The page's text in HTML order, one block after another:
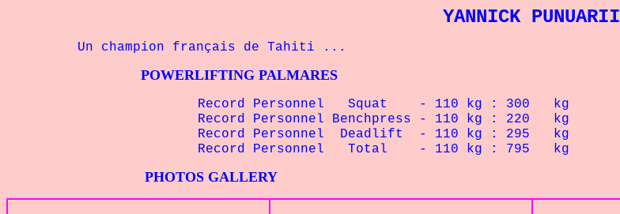
YANNICK PUNUARII
Un champion français de Tahiti ...
POWERLIFTING PALMARES
Record Personnel Squat - 110 kg : 300 kg
Record Personnel Benchpress - 110 kg : 220 kg
Record Personnel Deadlift - 110 kg : 295 kg
Record Personnel Total - 110 kg : 795 kg
PHOTOS GALLERY